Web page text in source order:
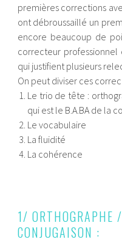
premières corrections
ont débroussaillé un
encore beaucoup de
correcteur
qui justifient plusieurs
On peut diviser ces
Le trio de tête :
qui est le B.A.BA de la
Le vocabulaire
La fluidité
La cohérence
1/
CONJUGAISON :